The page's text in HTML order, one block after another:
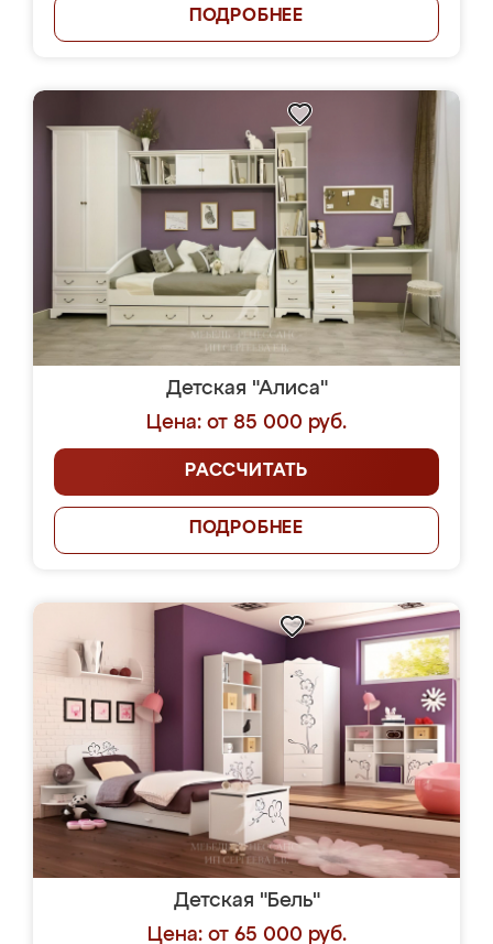
ПОДРОБНЕЕ
Детская "Алиса"
Цена: от 85 000 руб.
РАССЧИТАТЬ
ПОДРОБНЕЕ
Детская "Бель"
Цена: от 65 000 руб.